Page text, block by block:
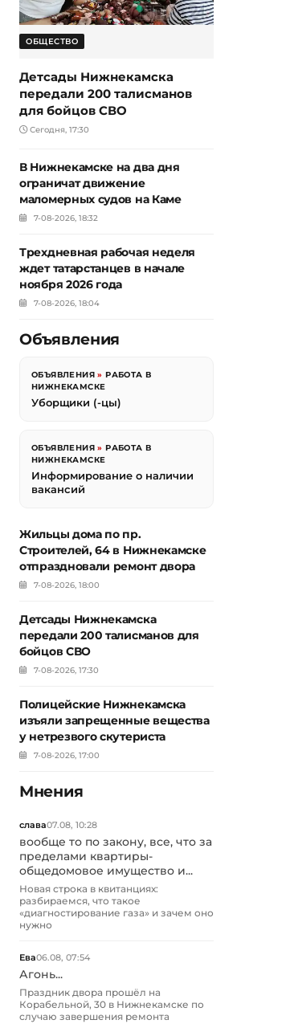
ОБЩЕСТВО
Детсады Нижнекамска
передали 200 талисманов
для бойцов СВО
Сегодня, 17:30
В Нижнекамске на два дня
ограничат движение
маломерных судов на Каме
7-08-2026, 18:32
Трехдневная рабочая неделя
ждет татарстанцев в начале
ноября 2026 года
7-08-2026, 18:04
Объявления
ОБЪЯВЛЕНИЯ »РАБОТА В
НИЖНЕКАМСКЕ
Уборщики (-цы)
ОБЪЯВЛЕНИЯ »РАБОТА В
НИЖНЕКАМСКЕ
Информирование о наличии
вакансий
Жильцы дома по пр.
Строителей, 64 в Нижнекамске
отпраздновали ремонт двора
7-08-2026, 18:00
Детсады Нижнекамска
передали 200 талисманов для
бойцов СВО
7-08-2026, 17:30
Полицейские Нижнекамска
изъяли запрещенные вещества
у нетрезвого скутериста
7-08-2026, 17:00
Мнения
слава07.08, 10:28
вообще то по закону, все, что за
пределами квартиры-
общедомовое имущество и...
Новая строка в квитанциях:
разбираемся, что такое
«диагностирование газа» и зачем оно
нужно
Ева06.08, 07:54
Агонь...
Праздник двора прошёл на
Корабельной, 30 в Нижнекамске по
случаю завершения ремонта